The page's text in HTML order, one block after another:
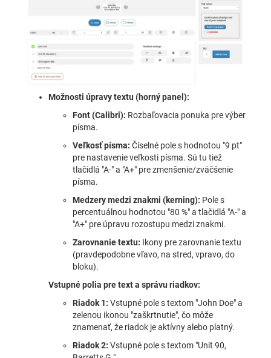
Možnosti úpravy textu (horný panel):
Font (Calibri): Rozbaľovacia ponuka pre výber
písma.
Veľkosť písma: Číselné pole s hodnotou "9 pt"
pre nastavenie veľkosti písma. Sú tu tiež
tlačidlá "A-" a "A+" pre zmenšenie/zväčšenie
písma.
Medzery medzi znakmi (kerning): Pole s
percentuálnou hodnotou "80 %" a tlačidlá "A-" a
"A+" pre úpravu rozostupu medzi znakmi.
Zarovnanie textu: Ikony pre zarovnanie textu
(pravdepodobne vľavo, na stred, vpravo, do
bloku).
Vstupné polia pre text a správu riadkov:
Riadok 1: Vstupné pole s textom "John Doe" a
zelenou ikonou "zaškrtnutie", čo môže
znamenať, že riadok je aktívny alebo platný.
Riadok 2: Vstupné pole s textom "Unit 90,